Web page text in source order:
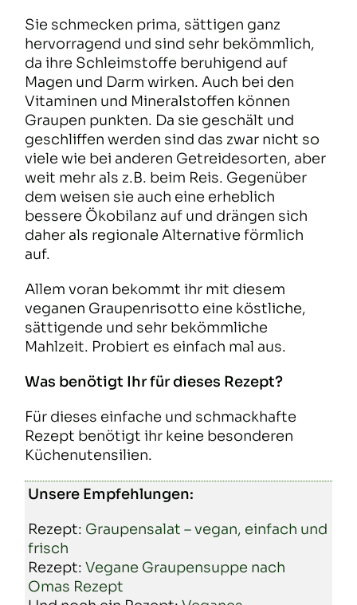
Sie schmecken prima, sättigen ganz
hervorragend und sind sehr bekömmlich,
da ihre Schleimstoffe beruhigend auf
Magen und Darm wirken. Auch bei den
Vitaminen und Mineralstoffen können
Graupen punkten. Da sie geschält und
geschliffen werden sind das zwar nicht so
viele wie bei anderen Getreidesorten, aber
weit mehr als z.B. beim Reis. Gegenüber
dem weisen sie auch eine erheblich
bessere Ökobilanz auf und drängen sich
daher als regionale Alternative förmlich
auf.
Allem voran bekommt ihr mit diesem
veganen Graupenrisotto eine köstliche,
sättigende und sehr bekömmliche
Mahlzeit. Probiert es einfach mal aus.
Was benötigt Ihr für dieses Rezept?
Für dieses einfache und schmackhafte
Rezept benötigt ihr keine besonderen
Küchenutensilien.
Unsere Empfehlungen:
Rezept: Graupensalat – vegan, einfach und
frisch
Rezept:Vegane Graupensuppe nach
Omas Rezept